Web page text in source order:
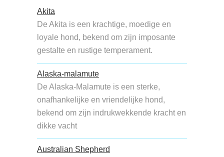
Akita
De Akita is een krachtige, moedige en
loyale hond, bekend om zijn imposante
gestalte en rustige temperament.
Alaska-malamute
De Alaska-Malamute is een sterke,
onafhankelijke en vriendelijke hond,
bekend om zijn indrukwekkende kracht en
dikke vacht
Australian Shepherd